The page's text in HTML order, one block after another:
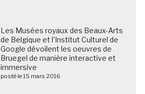
Les Musées royaux des Beaux-Arts
de Belgique et l’Institut Culturel de
Google dévoilent les oeuvres de
Bruegel de manière interactive et
immersive
posté le 15 mars 2016